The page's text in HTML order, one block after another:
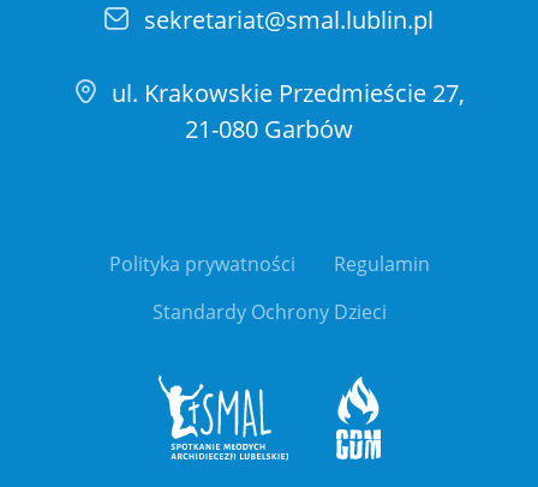
sekretariat@smal.lublin.pl
ul. Krakowskie Przedmieście 27,
21-080 Garbów
Polityka prywatności
Regulamin
Standardy Ochrony Dzieci